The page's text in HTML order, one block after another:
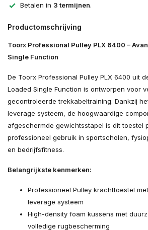
Betalen in 3 termijnen.
Productomschrijving
Toorx Professional Pulley PLX 6400 –
Single Function
De Toorx Professional Pulley PLX 6400 uit
Loaded Single Function is ontworpen voor
gecontroleerde trekkabeltraining. Dankzij het
leverage systeem, de hoogwaardige
afgeschermde gewichtsstapel is dit toestel
professioneel gebruik in sportscholen,
en bedrijfsfitness.
Belangrijkste kenmerken:
Professioneel Pulley krachttoestel met
leverage systeem
High-density foam kussens met
volledige rugbescherming